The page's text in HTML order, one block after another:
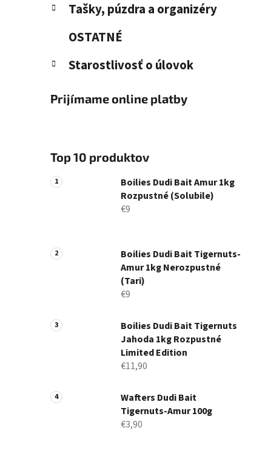
Tašky, púzdra a organizéry
OSTATNÉ
Starostlivosť o úlovok
Prijímame online platby
Top 10 produktov
Boilies Dudi Bait Amur 1kg
Rozpustné (Solubile)
€9
Boilies Dudi Bait Tigernuts-
Amur 1kg Nerozpustné
(Tari)
€9
Boilies Dudi Bait Tigernuts
Jahoda 1kg Rozpustné
Limited Edition
€11,90
Wafters Dudi Bait
Tigernuts-Amur 100g
€3,90